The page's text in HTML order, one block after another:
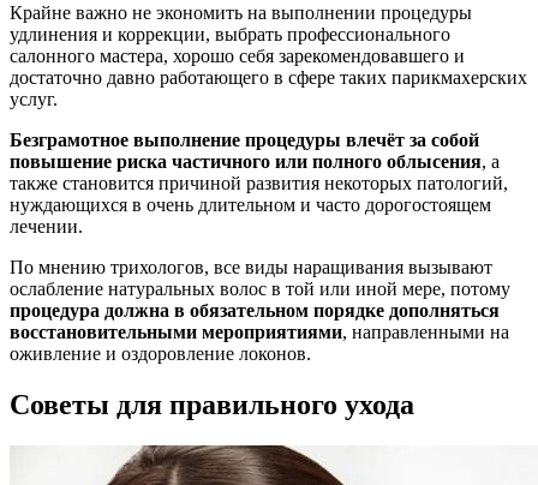
Крайне важно не экономить на выполнении процедуры
удлинения и коррекции, выбрать профессионального
салонного мастера, хорошо себя зарекомендовавшего и
достаточно давно работающего в сфере таких парикмахерских
услуг.
Безграмотное выполнение процедуры влечёт за собой
повышение риска частичного или полного облысения, а
также становится причиной развития некоторых патологий,
нуждающихся в очень длительном и часто дорогостоящем
лечении.
По мнению трихологов, все виды наращивания вызывают
ослабление натуральных волос в той или иной мере, потому
процедура должна в обязательном порядке дополняться
восстановительными мероприятиями, направленными на
оживление и оздоровление локонов.
Советы для правильного ухода